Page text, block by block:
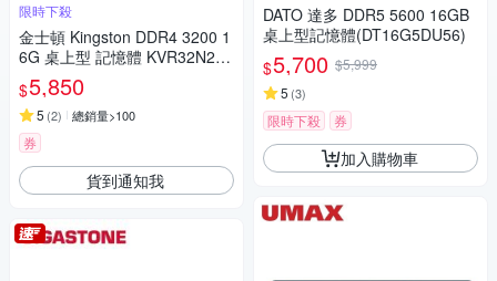
限時下殺
金士頓 Kingston DDR4 3200 1
6G 桌上型 記憶體 KVR32N22S
8/16
$5,850
5 (2) 總銷量>100
券
貨到通知我
DATO 達多 DDR5 5600 16GB
桌上型記憶體(DT16G5DU56)
$5,700 $5,999
5 (3)
限時下殺 券
加入購物車